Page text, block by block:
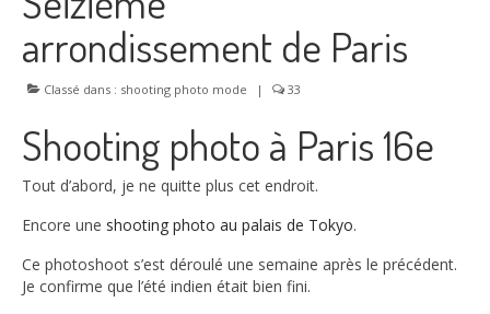
Nos Offres
Contact
Blog
À propos
arrondissement de Paris
Classé dans : shooting photo mode | 33
Shooting photo à Paris 16e
Tout d’abord, je ne quitte plus cet endroit.
Encore une shooting photo au palais de Tokyo.
Ce photoshoot s’est déroulé une semaine après le précédent.
Je confirme que l’été indien était bien fini.